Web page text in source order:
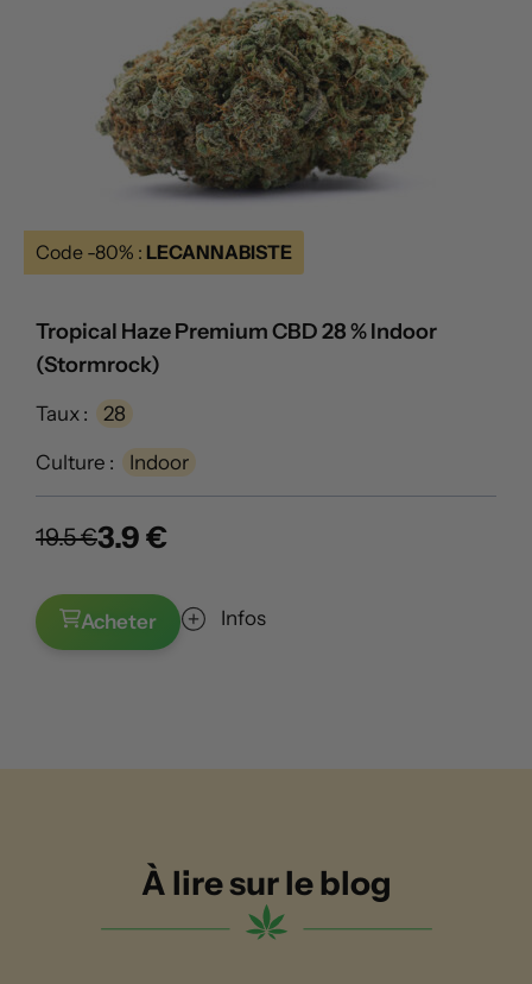
Code -80% : LECANNABISTE
Tropical Haze Premium CBD 28 % Indoor
(Stormrock)
Taux : 28
Culture : Indoor
19.5 €3.9 €
Acheter Infos
À lire sur le blog